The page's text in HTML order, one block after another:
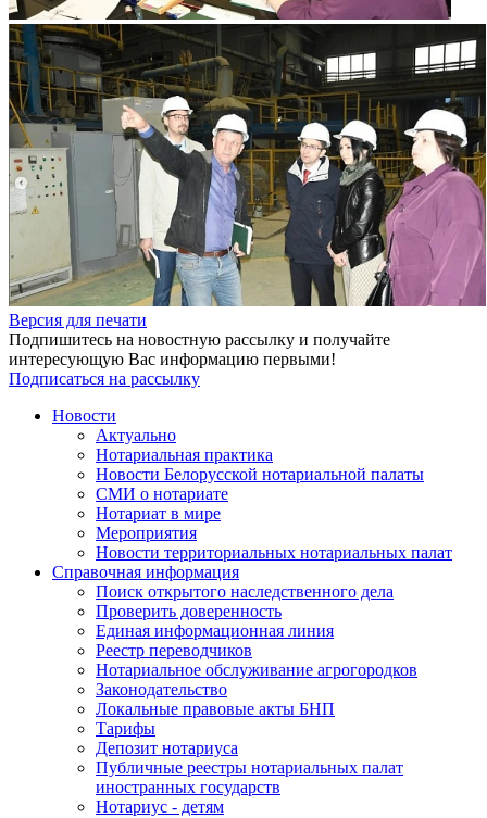
Версия для печати
Подпишитесь на новостную рассылку и получайте
интересующую Вас информацию первыми!
Подписаться на рассылку
Новости
Актуально
Нотариальная практика
Новости Белорусской нотариальной палаты
СМИ о нотариате
Нотариат в мире
Мероприятия
Новости территориальных нотариальных палат
Справочная информация
Поиск открытого наследственного дела
Проверить доверенность
Единая информационная линия
Реестр переводчиков
Нотариальное обслуживание агрогородков
Законодательство
Локальные правовые акты БНП
Тарифы
Депозит нотариуса
Публичные реестры нотариальных палат
иностранных государств
Нотариус - детям